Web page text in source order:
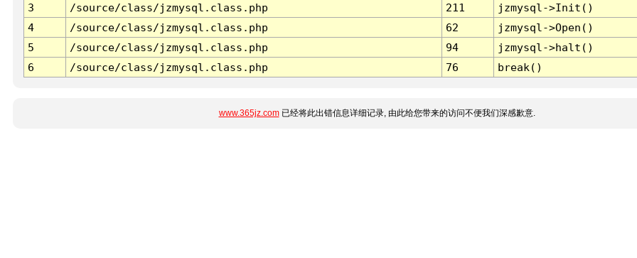
3
/source/class/jzmysql.class.php 211
jzmysql->Init()
4
/source/class/jzmysql.class.php 62
jzmysql->Open()
5
/source/class/jzmysql.class.php 94
jzmysql->halt()
6
/source/class/jzmysql.class.php 76 break()
www.365jz.com已经将此出错信息详细记录, 由此给您带来的访问不便我们深感歉意.